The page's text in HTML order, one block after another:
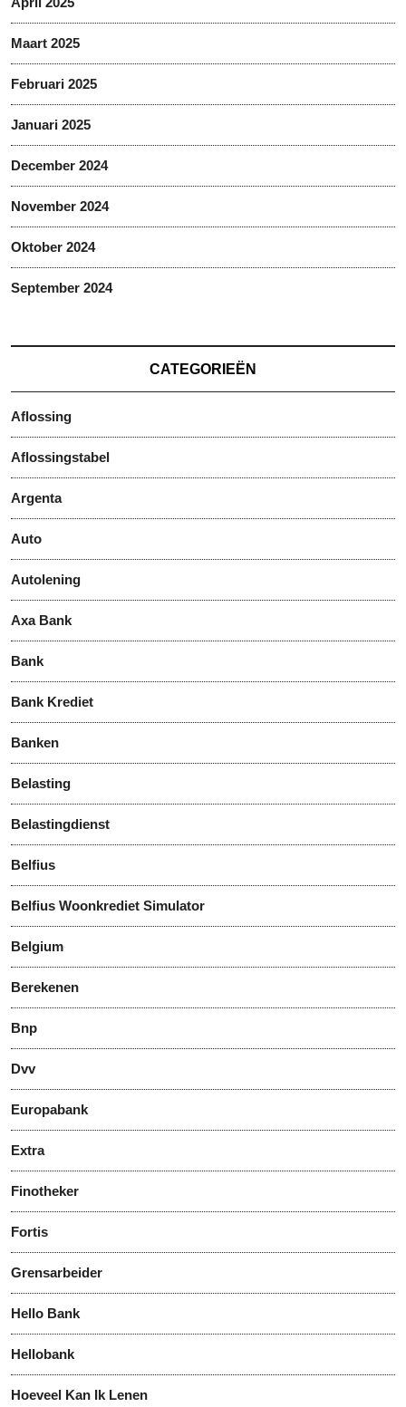
Maart 2025
Februari 2025
Januari 2025
December 2024
November 2024
Oktober 2024
September 2024
CATEGORIEËN
Aflossing
Aflossingstabel
Argenta
Auto
Autolening
Axa Bank
Bank
Bank Krediet
Banken
Belasting
Belastingdienst
Belfius
Belfius Woonkrediet Simulator
Belgium
Berekenen
Bnp
Dvv
Europabank
Extra
Finotheker
Fortis
Grensarbeider
Hello Bank
Hellobank
Hoeveel Kan Ik Lenen